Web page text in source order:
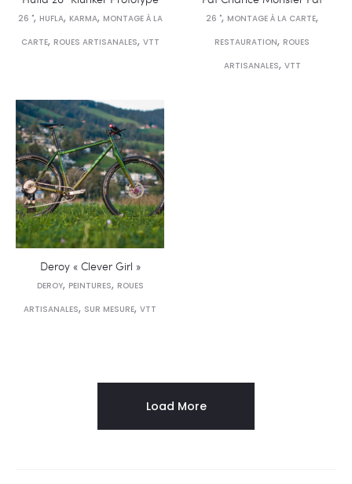
26 ", HUFLA, KARMA, MONTAGE À LA
CARTE, ROUES ARTISANALES, VTT
26 ", MONTAGE À LA CARTE,
RESTAURATION, ROUES
ARTISANALES, VTT
Deroy « Clever Girl »
DEROY, PEINTURES, ROUES
ARTISANALES, SUR MESURE, VTT
Load More